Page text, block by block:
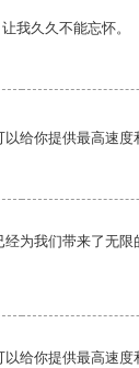
我久久不能忘怀。
给你提供最高速度
为我们带来了无限
给你提供最高速度